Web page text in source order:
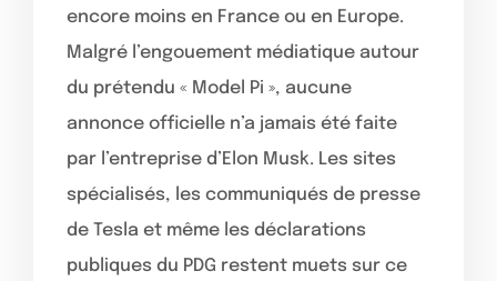
encore moins en France ou en Europe.
Malgré l’engouement médiatique autour
du prétendu « Model Pi », aucune
annonce officielle n’a jamais été faite
par l’entreprise d’Elon Musk. Les sites
spécialisés, les communiqués de presse
de Tesla et même les déclarations
publiques du PDG restent muets sur ce